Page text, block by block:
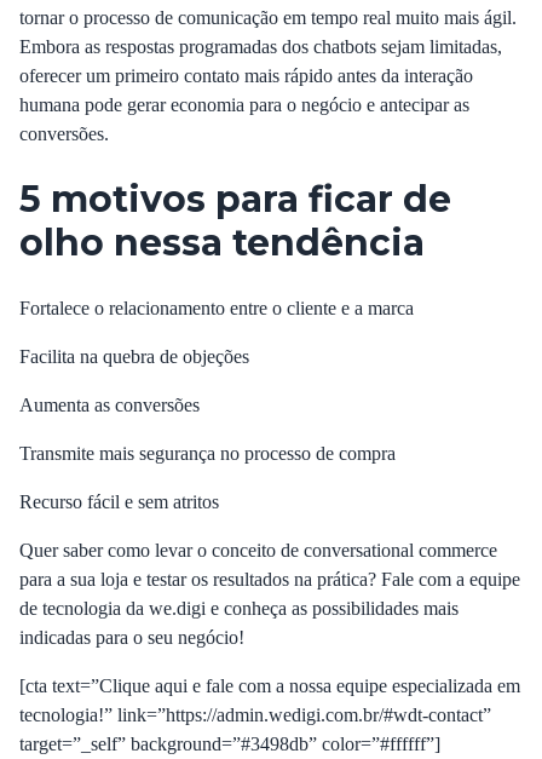
tornar o processo de comunicação em tempo real muito mais ágil.
Embora as respostas programadas dos chatbots sejam limitadas,
oferecer um primeiro contato mais rápido antes da interação
humana pode gerar economia para o negócio e antecipar as
conversões.
5 motivos para ficar de
olho nessa tendência
Fortalece o relacionamento entre o cliente e a marca
Facilita na quebra de objeções
Aumenta as conversões
Transmite mais segurança no processo de compra
Recurso fácil e sem atritos
Quer saber como levar o conceito de conversational commerce
para a sua loja e testar os resultados na prática? Fale com a equipe
de tecnologia da we.digi e conheça as possibilidades mais
indicadas para o seu negócio!
[cta text=”Clique aqui e fale com a nossa equipe especializada em
tecnologia!” link=”https://admin.wedigi.com.br/#wdt-contact”
target=”_self” background=”#3498db” color=”#ffffff”]